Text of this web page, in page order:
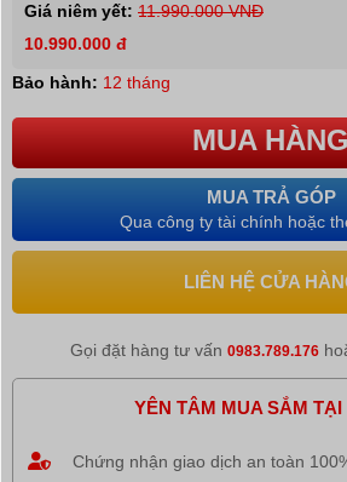
Giá niêm yết: 11.990.000 VNĐ
10.990.000 đ
Bảo hành: 12 tháng
MUA
MUA TRẢ GÓP
Qua công ty tài chính hoặc
LIÊN HỆ CỬA
Gọi đặt hàng tư vấn 0983.789.176
YÊN TÂM MUA SẮM TẠI
Chứng nhận giao dịch an toàn